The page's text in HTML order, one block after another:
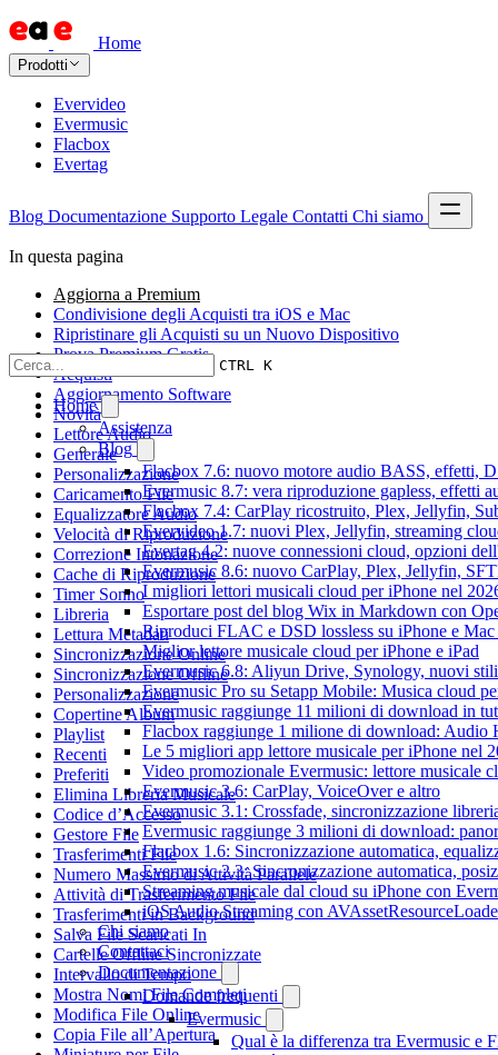
Home
Prodotti
Evervideo
Evermusic
Flacbox
Evertag
Blog Documentazione Supporto Legale Contatti Chi siamo
CTRL K
Home
Assistenza
Blog
Flacbox 7.6: nuovo motore audio BASS, effetti,
Evermusic 8.7: vera riproduzione gapless, effetti
Flacbox 7.4: CarPlay ricostruito, Plex, Jellyfin,
Evervideo 1.7: nuovi Plex, Jellyfin, streaming
Evertag 4.2: nuove connessioni cloud, opzioni
Evermusic 8.6: nuovo CarPlay, Plex, Jellyfin,
I migliori lettori musicali cloud per iPhone nel
Esportare post del blog Wix in Markdown con
Riproduci FLAC e DSD lossless su iPhone e
Miglior lettore musicale cloud per iPhone e iPad
Evermusic 6.8: Aliyun Drive, Synology, nuovi
Evermusic Pro su Setapp Mobile: Musica cloud
Evermusic raggiunge 11 milioni di download in
Flacbox raggiunge 1 milione di download: Audio
Le 5 migliori app lettore musicale per iPhone nel
Video promozionale Evermusic: lettore musicale
Evermusic 3.6: CarPlay, VoiceOver e altro
Evermusic 3.1: Crossfade, sincronizzazione
Evermusic raggiunge 3 milioni di download:
Flacbox 1.6: Sincronizzazione automatica,
Evermusic 2.3: Sincronizzazione automatica,
Streaming musicale dal cloud su iPhone con
iOS Audio Streaming con
Chi siamo
Contattaci
Documentazione
Domande frequenti
Evermusic
Qual è la differenza tra Evermusic e
In questa pagina
Aggiorna a Premium
Condivisione degli Acquisti tra iOS e Mac
Ripristinare gli Acquisti su un Nuovo Dispositivo
Prova Premium Gratis
Acquisti
Aggiornamento Software
Novità
Lettore Audio
Generale
Personalizzazione
Caricamento File
Equalizzatore Audio
Velocità di Riproduzione
Correzione Intonazione
Cache di Riproduzione
Timer Sonno
Libreria
Lettura Metadati
Sincronizzazione Online
Sincronizzazione Offline
Personalizzazione
Copertine Album
Playlist
Recenti
Preferiti
Elimina Libreria Musicale
Codice d’Accesso
Gestore File
Trasferimenti File
Numero Massimo di Attività Parallele
Attività di Trasferimento File
Trasferimenti in Background
Salva File Scaricati In
Cartelle Offline Sincronizzate
Intervallo di Tempo
Mostra Nomi File Completi
Modifica File Online
Copia File all’Apertura